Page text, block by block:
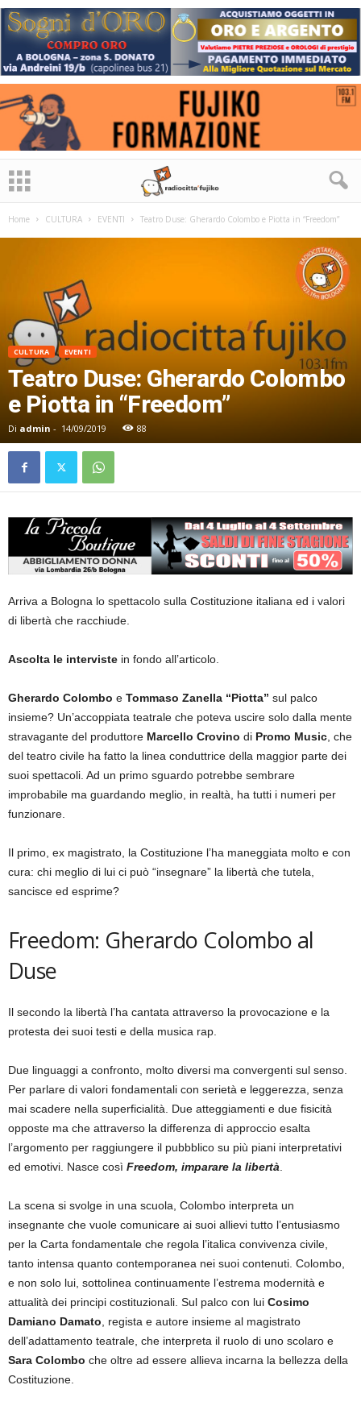
Home CULTURA EVENTI Teatro Duse: Gherardo Colombo e Piotta in “Freedom”
CULTURA EVENTI
Teatro Duse: Gherardo Colombo
e Piotta in “Freedom”
Di admin - 14/09/2019 88
Arriva a Bologna lo spettacolo sulla Costituzione italiana ed i valori
di libertà che racchiude.
Ascolta le interviste in fondo all’articolo.
Gherardo Colombo e Tommaso Zanella “Piotta” sul palco
insieme? Un’accoppiata teatrale che poteva uscire solo dalla mente
stravagante del produttore Marcello Crovino di Promo Music , che
del teatro civile ha fatto la linea conduttrice della maggior parte dei
suoi spettacoli. Ad un primo sguardo potrebbe sembrare
improbabile ma guardando meglio, in realtà, ha tutti i numeri per
funzionare.
Il primo, ex magistrato, la Costituzione l’ha maneggiata molto e con
cura: chi meglio di lui ci può “insegnare” la libertà che tutela,
sancisce ed esprime?
Freedom: Gherardo Colombo al
Duse
Il secondo la libertà l’ha cantata attraverso la provocazione e la
protesta dei suoi testi e della musica rap.
Due linguaggi a confronto, molto diversi ma convergenti sul senso.
Per parlare di valori fondamentali con serietà e leggerezza, senza
mai scadere nella superficialità. Due atteggiamenti e due fisicità
opposte ma che attraverso la differenza di approccio esalta
l’argomento per raggiungere il pubbblico su più piani interpretativi
ed emotivi. Nasce così Freedom, imparare la libertà
La scena si svolge in una scuola, Colombo interpreta un
insegnante che vuole comunicare ai suoi allievi tutto l’entusiasmo
per la Carta fondamentale che regola l’italica convivenza civile,
tanto intensa quanto contemporanea nei suoi contenuti. Colombo,
e non solo lui, sottolinea continuamente l’estrema modernità e
attualità dei principi costituzionali. Sul palco con lui Cosimo
Damiano Damato , regista e autore insieme al magistrato
dell’adattamento teatrale, che interpreta il ruolo di uno scolaro e
Sara Colombo che oltre ad essere allieva incarna la bellezza della
Costituzione.